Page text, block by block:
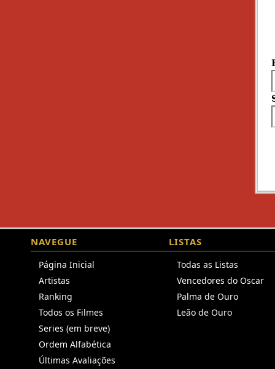
NAVEGUE
Página Inicial
Artistas
Ranking
Todos os Filmes
Series (em breve)
Ordem Alfabética
Últimas Avaliações
LISTAS
Todas as Listas
Vencedores do Oscar
Palma de Ouro
Leão de Ouro